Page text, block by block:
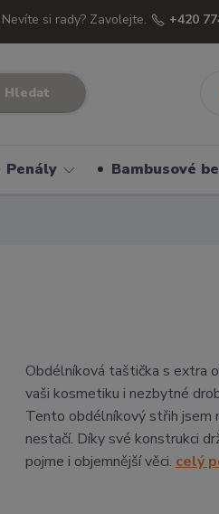
Hledat
Nevíte si rady? Zavolejte. +420
Penály Bambusové
Obdélníková taštička s extra
vaši kosmetiku i nezbytné
Tento obdélníkový střih jsem
nestačí. Díky své konstrukci
pojme i objemnější věci. celý